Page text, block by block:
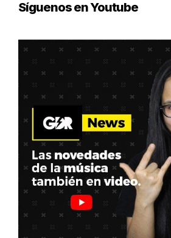
Síguenos en Youtube